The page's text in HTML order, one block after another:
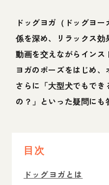
ドッグヨガ（ドッグヨ
係を深め、リラックス効
動画を交えながらイン
ヨガのポーズをはじめ、
さらに「大型犬でもで
の？」といった疑問にも
目次
ドッグヨガとは